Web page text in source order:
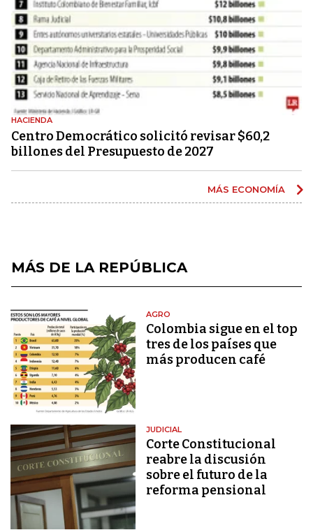
HACIENDA
Centro Democrático solicitó revisar $60,2
billones del Presupuesto de 2027
MÁS ECONOMÍA
MÁS DE LA REPÚBLICA
AGRO
Colombia sigue en el top
tres de los países que
más producen café
JUDICIAL
Corte Constitucional
reabre la discusión
sobre el futuro de la
reforma pensional